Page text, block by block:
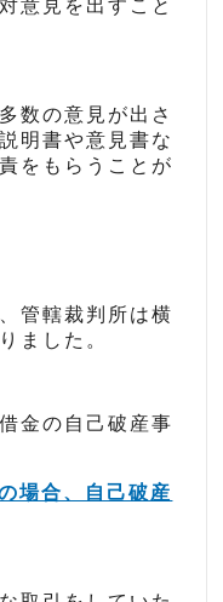
意見を出すこと
数の意見が出さ
明書や意見書な
をもらうことが
管轄裁判所は横
ました。
金の自己破産事
場合、自己破産